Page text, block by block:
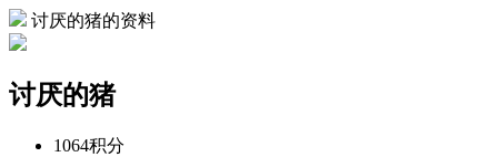
讨厌的猪的资料
讨厌的猪
1064积分